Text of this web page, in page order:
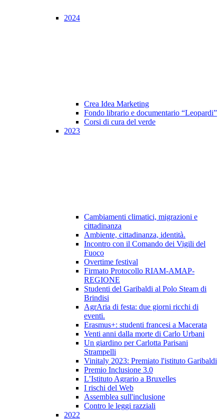
2024
Crea Idea Marketing
Fondo librario e documentario “Leopardi”
Corsi di cura del verde
2023
Cambiamenti climatici, migrazioni e
cittadinanza
Ambiente, cittadinanza, identità.
Incontro con il Comando dei Vigili del
Fuoco
Overtime festival
Firmato Protocollo RIAM-AMAP-
REGIONE
Studenti del Garibaldi al Polo Steam di
Brindisi
AgrAria di festa: due giorni ricchi di
eventi.
Erasmus+: studenti francesi a Macerata
Venti anni dalla morte di Carlo Urbani
Un giardino per Carlotta Parisani
Strampelli
Vinitaly 2023: Premiato l'istituto Garibaldi
Premio Inclusione 3.0
L’Istituto Agrario a Bruxelles
I rischi del Web
Assemblea sull'inclusione
Contro le leggi razziali
2022